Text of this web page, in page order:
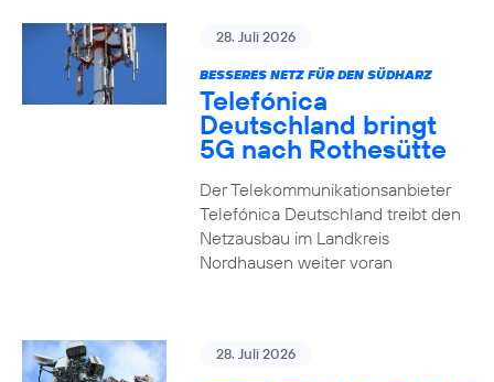
28. Juli 2026
BESSERES NETZ FÜR DEN SÜDHARZ
Telefónica
Deutschland bringt
5G nach Rothesütte
Der Telekommunikationsanbieter
Telefónica Deutschland treibt den
Netzausbau im Landkreis
Nordhausen weiter voran
28. Juli 2026